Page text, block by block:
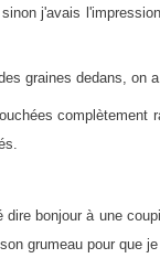
j'avais
graines dedans, on
complètement
dire bonjour à une
grumeau pour que